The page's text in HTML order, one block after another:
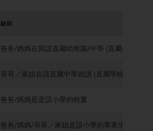
細則
爸爸/媽媽在與該直屬幼稚園/中學 (直屬學校需
哥哥／家姐在該直屬中學就讀 (直屬學校需要和
爸爸/媽媽是是該小學的校董
爸爸/媽媽/哥哥／家姐是該小學的畢業生